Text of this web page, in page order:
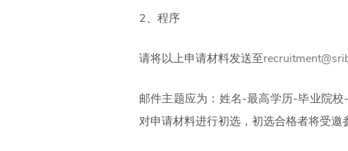
2、程序
请将以上申请材料发送至
邮件主题应为：姓名-最高学历-毕业院
对申请材料进行初选，初选合格者将受邀